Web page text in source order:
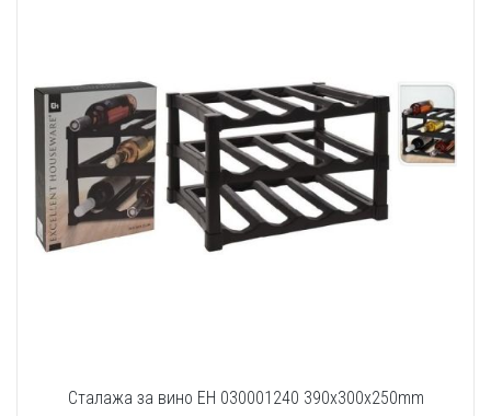
Сталажа за вино EH 030001240 390x300x250mm